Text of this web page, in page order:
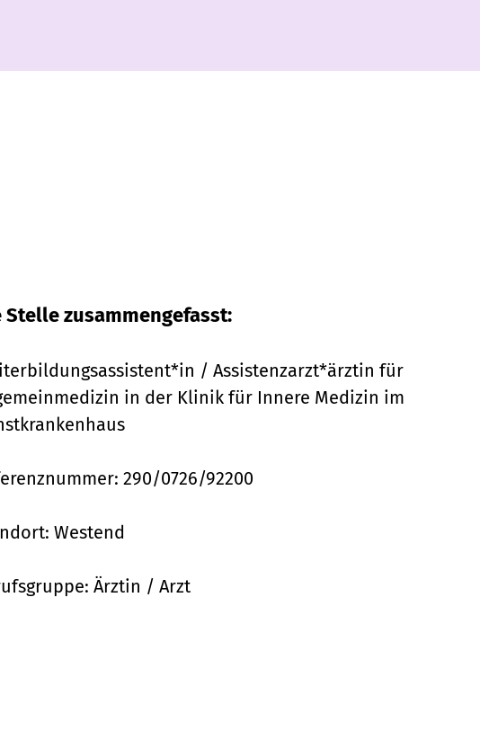
Stelle zusammengefasst:
/ Assistenzarzt*ärztin für
in der Klinik für Innere Medizin im
290/0726/92200
Westend
Ärztin / Arzt